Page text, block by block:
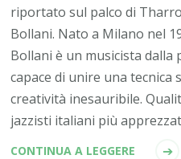
riportato sul palco di
Bollani. Nato a Milano nel
Bollani è un musicista
capace di unire una tecnica
creatività inesauribile.
jazzisti italiani più
CONTINUA A LEGGERE